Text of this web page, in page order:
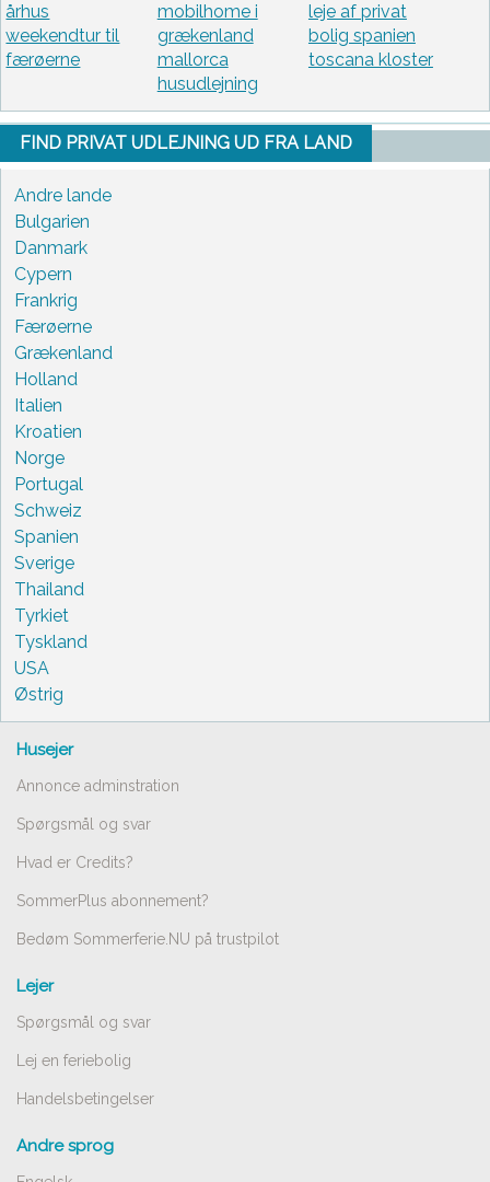
århus
weekendtur til
færøerne
mobilhome i
grækenland
mallorca
husudlejning
leje af privat
bolig spanien
toscana kloster
FIND PRIVAT UDLEJNING UD FRA LAND
Andre lande
Bulgarien
Danmark
Cypern
Frankrig
Færøerne
Grækenland
Holland
Italien
Kroatien
Norge
Portugal
Schweiz
Spanien
Sverige
Thailand
Tyrkiet
Tyskland
USA
Østrig
Husejer
Annonce adminstration
Spørgsmål og svar
Hvad er Credits?
SommerPlus abonnement?
Bedøm Sommerferie.NU på trustpilot
Lejer
Spørgsmål og svar
Lej en feriebolig
Handelsbetingelser
Andre sprog